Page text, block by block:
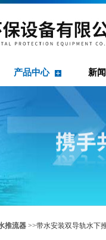
产品中心 新
推流器 >>带水安装双导轨水下